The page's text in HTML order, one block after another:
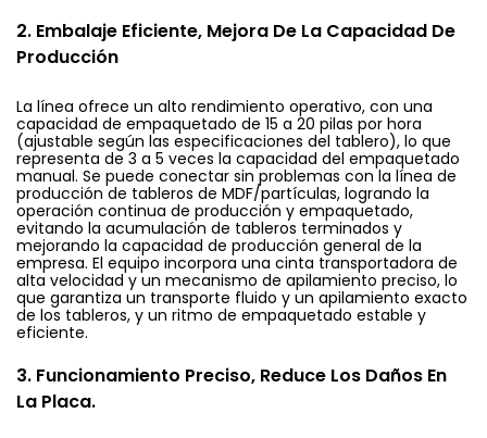
2. Embalaje Eficiente, Mejora De La Capacidad De
Producción
La línea ofrece un alto rendimiento operativo, con una
capacidad de empaquetado de 15 a 20 pilas por hora
(ajustable según las especificaciones del tablero), lo que
representa de 3 a 5 veces la capacidad del empaquetado
manual. Se puede conectar sin problemas con la línea de
producción de tableros de MDF/partículas, logrando la
operación continua de producción y empaquetado,
evitando la acumulación de tableros terminados y
mejorando la capacidad de producción general de la
empresa. El equipo incorpora una cinta transportadora de
alta velocidad y un mecanismo de apilamiento preciso, lo
que garantiza un transporte fluido y un apilamiento exacto
de los tableros, y un ritmo de empaquetado estable y
eficiente.
3. Funcionamiento Preciso, Reduce Los Daños En
La Placa.